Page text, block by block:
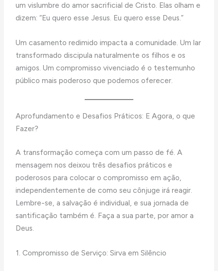
um vislumbre do amor sacrificial de Cristo. Elas olham e
dizem: “Eu quero esse Jesus. Eu quero esse Deus.”
Um casamento redimido impacta a comunidade. Um lar
transformado discipula naturalmente os filhos e os
amigos. Um compromisso vivenciado é o testemunho
público mais poderoso que podemos oferecer.
Aprofundamento e Desafios Práticos: E Agora, o que
Fazer?
A transformação começa com um passo de fé. A
mensagem nos deixou três desafios práticos e
poderosos para colocar o compromisso em ação,
independentemente de como seu cônjuge irá reagir.
Lembre-se, a salvação é individual, e sua jornada de
santificação também é. Faça a sua parte, por amor a
Deus.
1. Compromisso de Serviço: Sirva em Silêncio